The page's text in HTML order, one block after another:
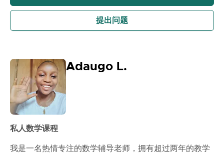
理解知识点：当数学以简单的方式解释时，它不再难懂。
提高学校成绩：解题时更有信心，并将成绩提升到理想水
提出问题
Adaugo L.
私人数学课程
我是一名热情专注的数学辅导老师，拥有超过两年的教学